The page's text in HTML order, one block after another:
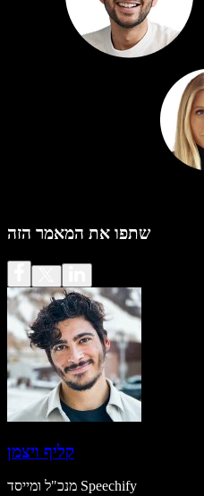
שתפו את המאמר הזה
קליף ויצמן
מנכ"ל ומייסד Speechify